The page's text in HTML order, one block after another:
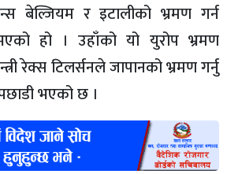
बेल्जियम र इटालीको भ्रमण गर्न
हो । उहाँको यो युरोप भ्रमण
रेक्स टिलर्सनले जापानको भ्रमण गर्नु
भएको छ ।